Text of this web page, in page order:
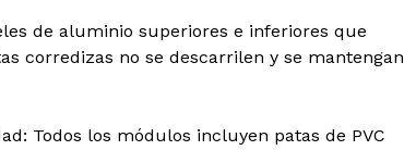
de aluminio superiores e inferiores que
corredizas no se descarrilen y se mantengan
Todos los módulos incluyen patas de PVC